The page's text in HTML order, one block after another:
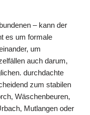
– kann der
es um formale
um
auch darum,
durchdachte
zum stabilen
Wäschenbeuren,
Mutlangen oder